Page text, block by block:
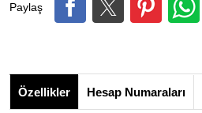
Paylaş
Özellikler Hesap Numaraları